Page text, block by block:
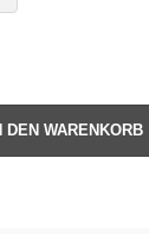
DEN WARENKORB